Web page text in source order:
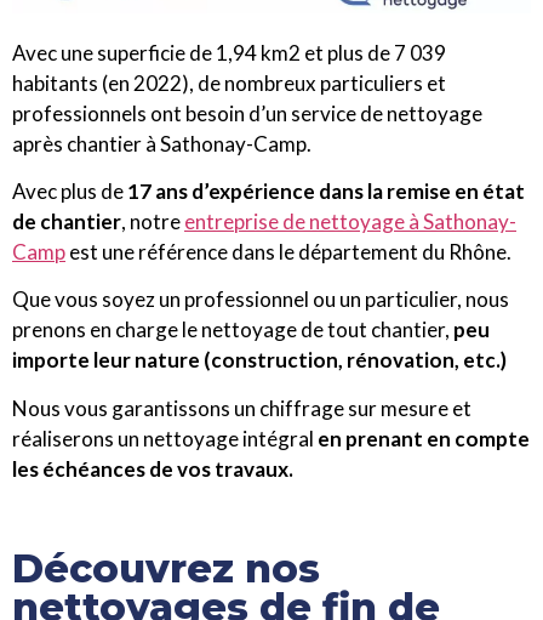
Avec une superficie de 1,94 km2 et plus de 7 039
habitants (en 2022), de nombreux particuliers et
professionnels ont besoin d’un service de nettoyage
après chantier à Sathonay-Camp.
Avec plus de17 ans d’expérience dans la remise en état
de chantier, notreentreprise de nettoyage à Sathonay-
Campest une référence dans le département du Rhône.
Que vous soyez un professionnel ou un particulier, nous
prenons en charge le nettoyage de tout chantier, peu
importe leur nature (construction, rénovation, etc.)
Nous vous garantissons un chiffrage sur mesure et
réaliserons un nettoyage intégral en prenant en compte
les échéances de vos travaux.
Découvrez nos
nettoyages de fin de